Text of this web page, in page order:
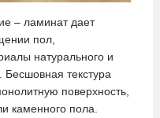
– ламинат дает
пол,
натурального и
Бесшовная текстура
поверхность,
каменного пола.